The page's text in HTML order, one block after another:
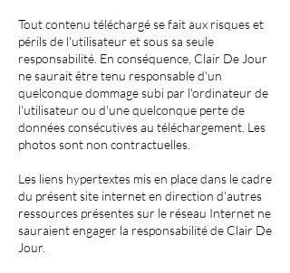
Tout contenu téléchargé se fait aux risques et
périls de l'utilisateur et sous sa seule
responsabilité. En conséquence, Clair De Jour
ne saurait être tenu responsable d'un
quelconque dommage subi par l'ordinateur de
l'utilisateur ou d'une quelconque perte de
données consécutives au téléchargement. Les
photos sont non contractuelles.
Les liens hypertextes mis en place dans le cadre
du présent site internet en direction d'autres
ressources présentes sur le réseau Internet ne
sauraient engager la responsabilité de Clair De
Jour.